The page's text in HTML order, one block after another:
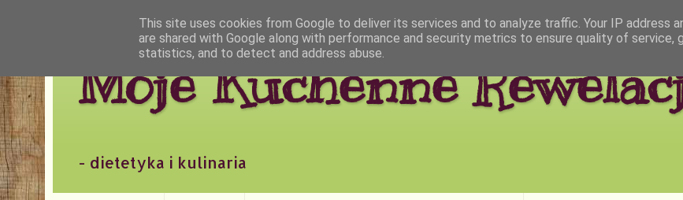
Moje Kuchenne
- dietetyka i kulinaria
This site uses cookies from Google to deliver its services and to analyze traffic. Your IP address
are shared with Google along with performance and security metrics to ensure quality of service,
statistics, and to detect and address abuse.